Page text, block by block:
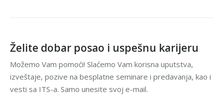
Želite dobar posao i uspešnu karijeru
Možemo Vam pomoći! Slaćemo Vam korisna uputstva,
izveštaje, pozive na besplatne seminare i predavanja, kao i
vesti sa ITS-a. Samo unesite svoj e-mail.